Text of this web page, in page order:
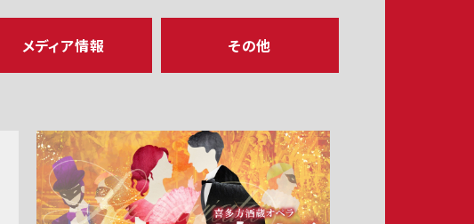
メディア情報 その他